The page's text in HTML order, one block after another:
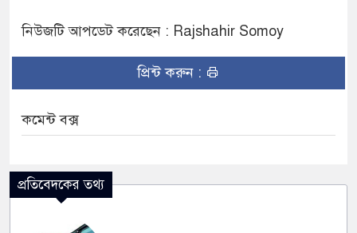
নিউজটি আপডেট করেছেন : Rajshahir Somoy
প্রিন্ট করুন :
কমেন্ট বক্স
প্রতিবেদকের তথ্য